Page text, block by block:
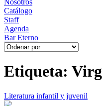
Nosotros
Catálogo
Staff
Agenda
Bar Eterno
Etiqueta:
Literatura infantil y juvenil